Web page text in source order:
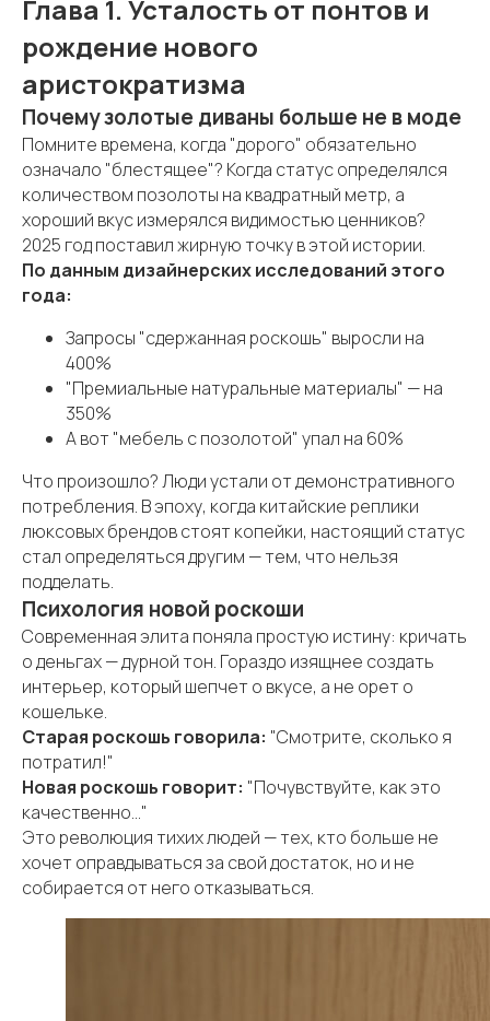
Глава 1. Усталость от понтов и
рождение нового
аристократизма
Почему золотые диваны больше не в моде
Помните времена, когда "дорого" обязательно
означало "блестящее"? Когда статус определялся
количеством позолоты на квадратный метр, а
хороший вкус измерялся видимостью ценников?
2025 год поставил жирную точку в этой истории.
По данным дизайнерских исследований этого
года:
Запросы "сдержанная роскошь" выросли на
400%
"Премиальные натуральные материалы" — на
350%
А вот "мебель с позолотой" упал на 60%
Что произошло? Люди устали от демонстративного
потребления. В эпоху, когда китайские реплики
люксовых брендов стоят копейки, настоящий статус
стал определяться другим — тем, что нельзя
подделать.
Психология новой роскоши
Современная элита поняла простую истину: кричать
о деньгах — дурной тон. Гораздо изящнее создать
интерьер, который шепчет о вкусе, а не орет о
кошельке.
Старая роскошь говорила: "Смотрите, сколько я
потратил!"
Новая роскошь говорит: "Почувствуйте, как это
качественно..."
Это революция тихих людей — тех, кто больше не
хочет оправдываться за свой достаток, но и не
собирается от него отказываться.